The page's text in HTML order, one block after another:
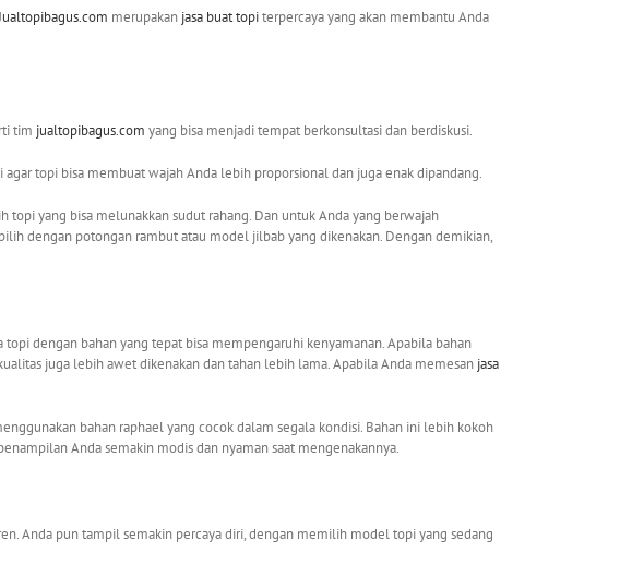
merupakan jasa buat topiterpercaya yang akan membantu Anda
tim jualtopibagus.com yang bisa menjadi tempat berkonsultasi dan berdiskusi.
topi bisa membuat wajah Anda lebih proporsional dan juga enak dipandang.
yang bisa melunakkan sudut rahang. Dan untuk Anda yang berwajah
dengan potongan rambut atau model jilbab yang dikenakan. Dengan demikian,
dengan bahan yang tepat bisa mempengaruhi kenyamanan. Apabila bahan
juga lebih awet dikenakan dan tahan lebih lama. Apabila Anda memesan jasa
bahan raphael yang cocok dalam segala kondisi. Bahan ini lebih kokoh
Anda semakin modis dan nyaman saat mengenakannya.
Anda pun tampil semakin percaya diri, dengan memilih model topi yang sedang